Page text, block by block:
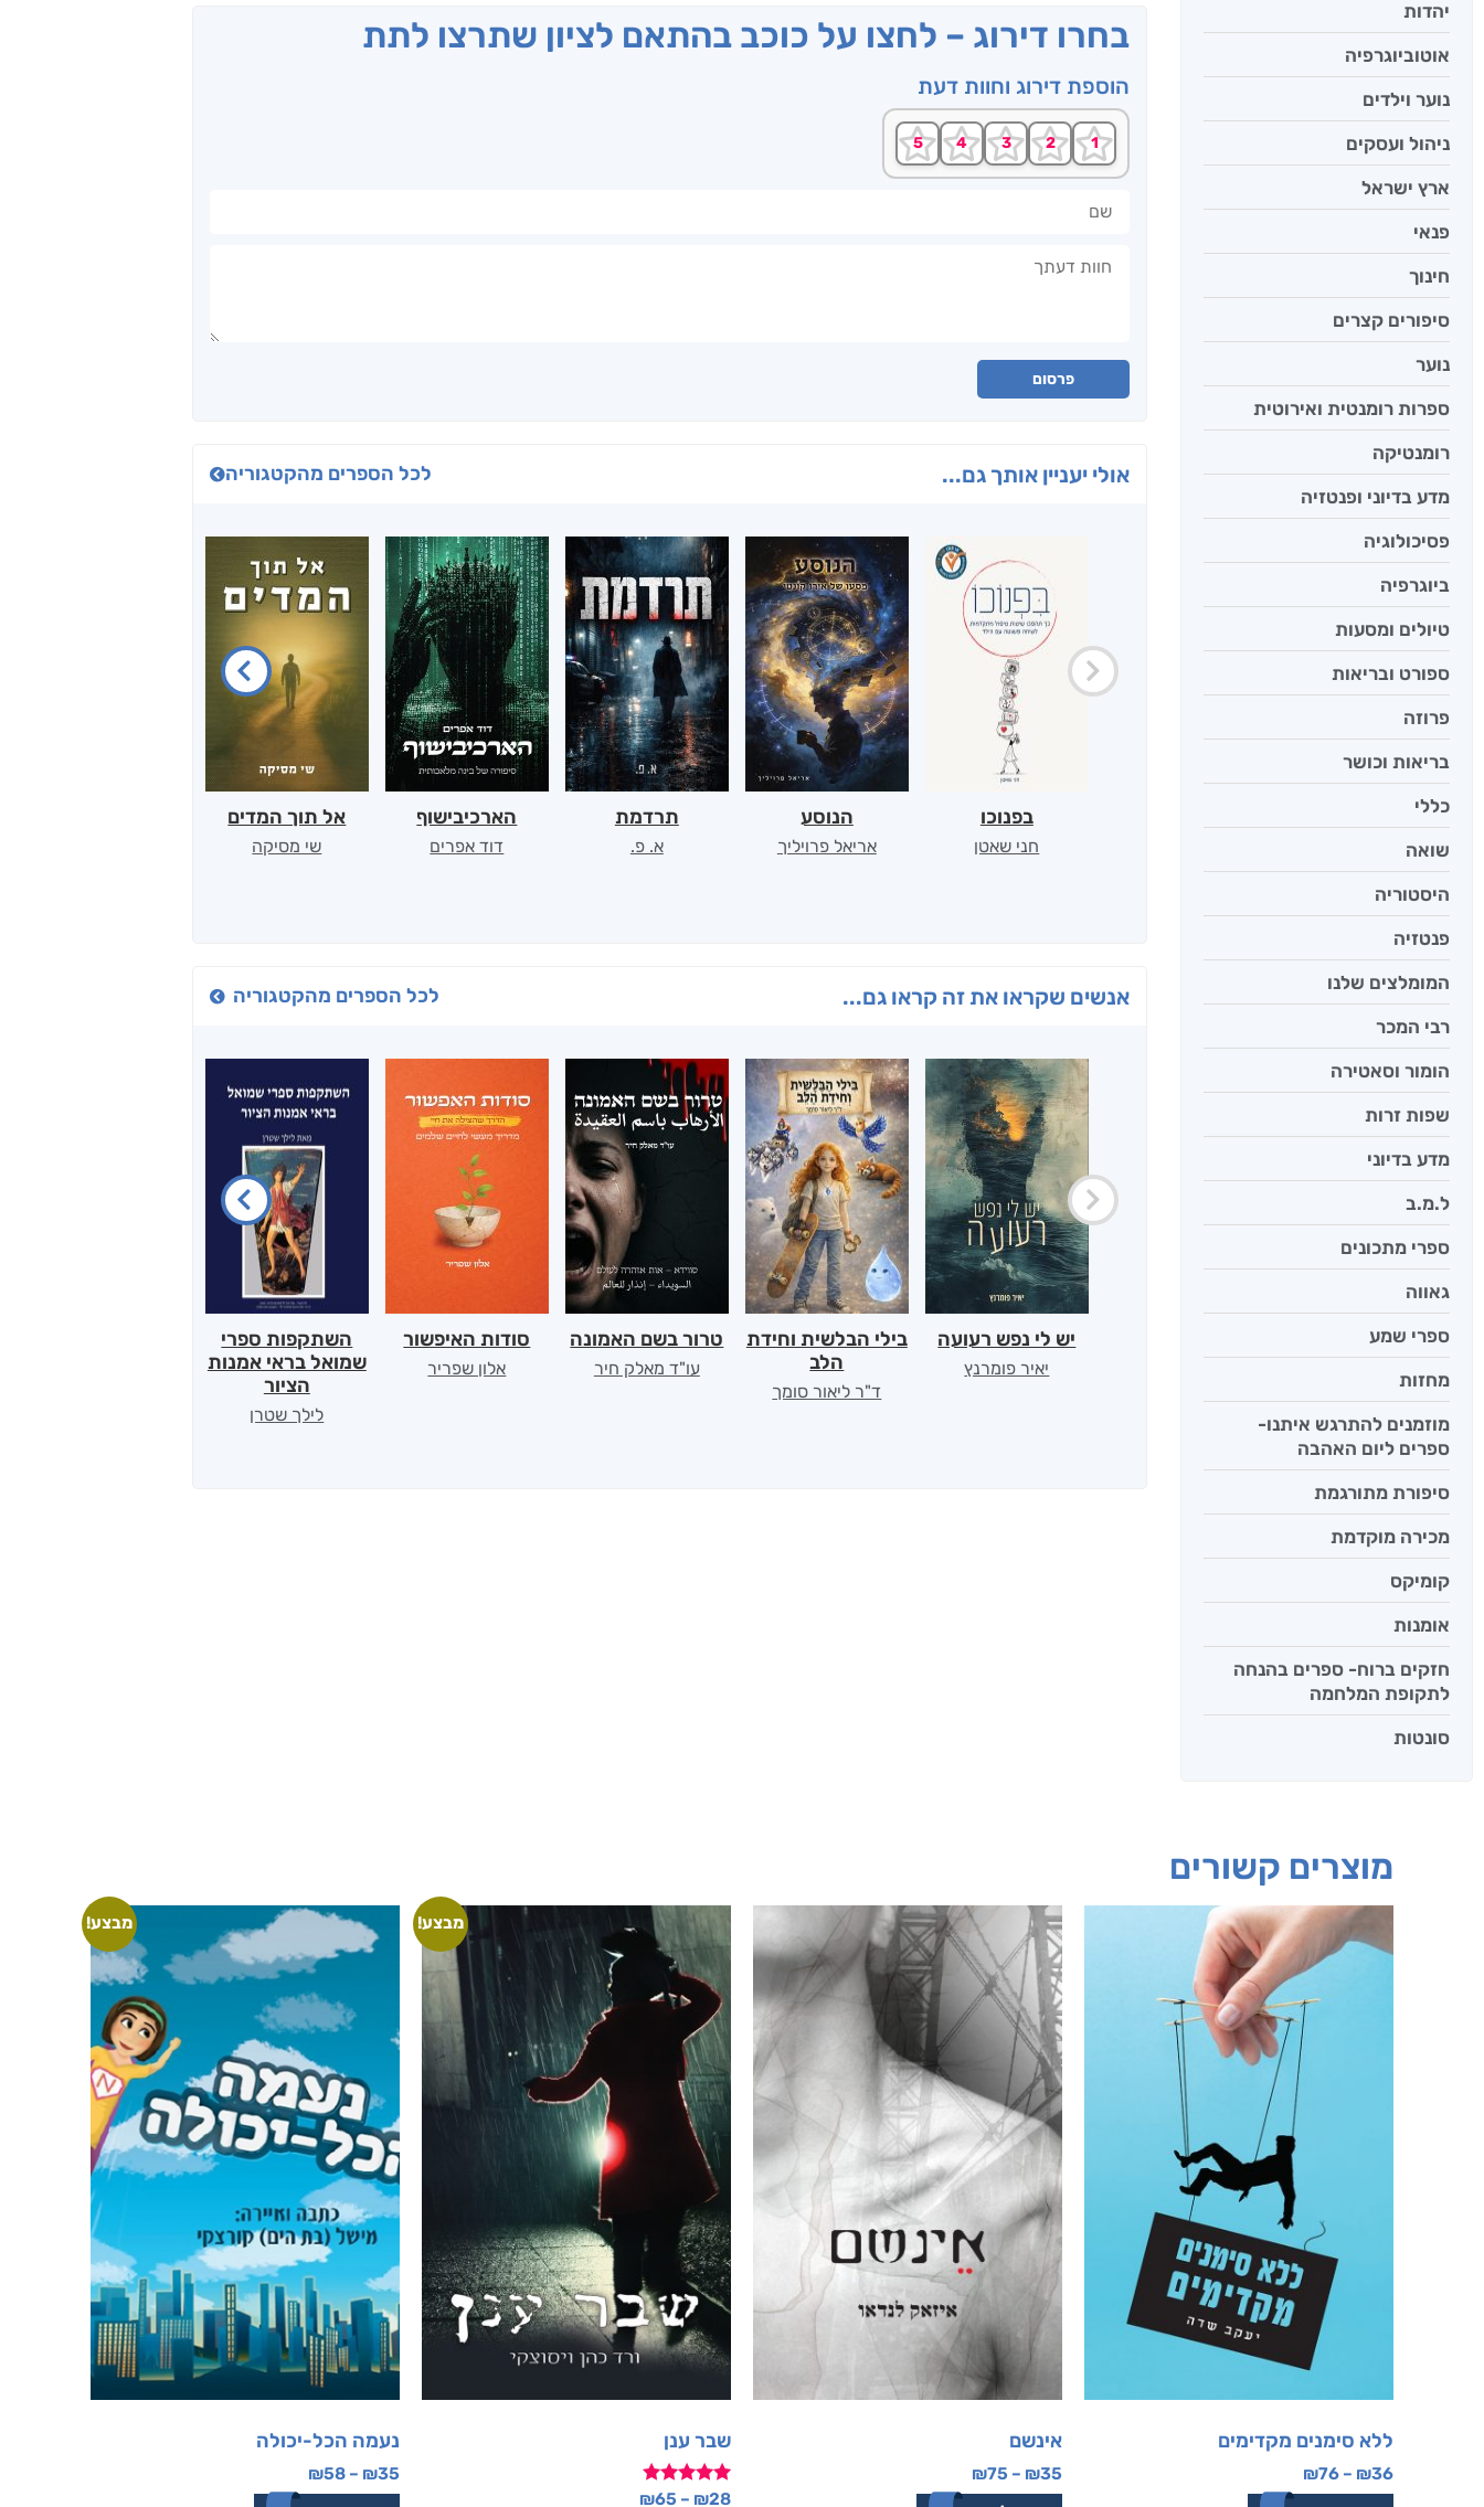
יהדות
אוטוביוגרפיה
נוער וילדים
ניהול ועסקים
ארץ ישראל
פנאי
חינוך
סיפורים קצרים
נוער
ספרות רומנטית ואירוטית
רומנטיקה
מדע בדיוני ופנטזיה
פסיכולוגיה
ביוגרפיה
טיולים ומסעות
ספורט ובריאות
פרוזה
בריאות וכושר
כללי
שואה
היסטוריה
פנטזיה
המומלצים שלנו
רבי המכר
הומור וסאטירה
שפות זרות
מדע בדיוני
ל.מ.ב
ספרי מתכונים
גאווה
ספרי שמע
מחזות
מוזמנים להתרגש איתנו-
ספרים ליום האהבה
סיפורת מתורגמת
מכירה מוקדמת
קומיקס
אומנות
חזקים ברוח- ספרים בהנחה
לתקופת המלחמה
סונטות
בחרו דירוג – לחצו על כוכב בהתאם לציון שתרצו לתת
הוספת דירוג וחוות דעת
פרסום
אולי יעניין אותך גם... לכל הספרים מהקטגוריה
בפנוכו
חני שאטן
הנוסע
אריאל פרויליך
תרדמת
א. פ.
הארכיבישוף
דוד אפרים
אל תוך המדים
שי מסיקה
אנשים שקראו את זה קראו גם... לכל הספרים מהקטגוריה
יש לי נפש רעועה
יאיר פומרנץ
בילי הבלשית וחידת
הלב
ד"ר ליאור סומך
טרור בשם האמונה
עו"ד מאלק חיר
סודות האיפשור
אלון שפריר
השתקפות ספרי
שמואל בראי אמנות
הציור
לילך שטרן
מוצרים קשורים
ללא סימנים מקדימים
₪36
–
₪76
אינשם
₪35
–
₪75
מבצע!
שבר ענן
דורג₪28
–
₪65
מבצע!
נעמה הכל-יכולה
₪35
–
₪58